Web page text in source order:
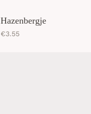
Hazenbergje
€3.55